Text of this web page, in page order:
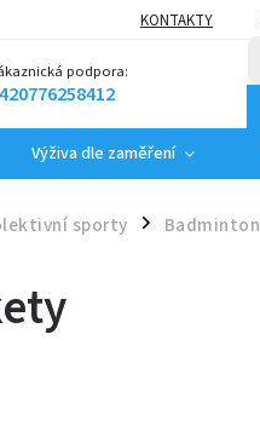
KONTAKTY
podpora:
Výživa dle zaměření
sporty / Badminton